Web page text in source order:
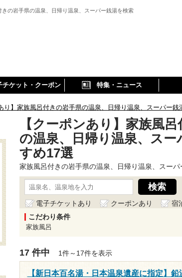
きの岩手県の温泉、日帰り温泉、スーパー銭湯を検索
チケット・クーポン 特集・ニュース
り】家族風呂付きの岩手県の温泉、日帰り温泉、スーパー銭
【クーポンあり】家族風
の温泉、日帰り温泉、スー
すめ17選
家族風呂付きの岩手県の温泉、日帰り温泉、スーパ
電子チケットあり クーポンあり
宿
こだわり条件
家族風呂
17 件中 1件～17件を表示
【新日本百名湯・日本温泉遺産に指定】鉛